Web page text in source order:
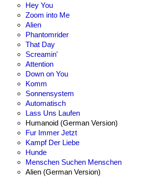
Hey You
Zoom into Me
Alien
Phantomrider
That Day
Screamin'
Attention
Down on You
Komm
Sonnensystem
Automatisch
Lass Uns Laufen
Humanoid (German Version)
Fur Immer Jetzt
Kampf Der Liebe
Hunde
Menschen Suchen Menschen
Alien (German Version)